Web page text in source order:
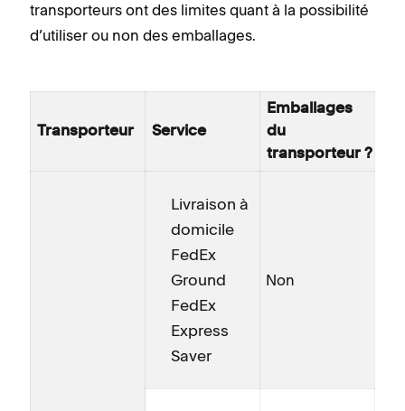
transporteurs ont des limites quant à la possibilité
d’utiliser ou non des emballages.
Transporteur Service
Emballages
du
transporteur ?
Livraison à
domicile
FedEx
Ground
FedEx
Express
Saver
Non